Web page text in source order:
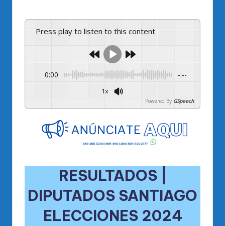
Press play to listen to this content
0:00 -:--
1x
Powered By GSpeech
RESULTADOS |
DIPUTADOS SANTIAGO
ELECCIONES 2024